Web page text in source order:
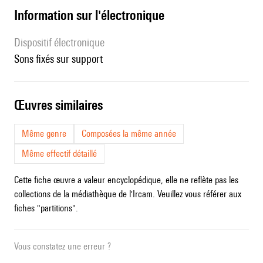
Information sur l'électronique
Dispositif électronique
sons fixés sur support
œuvres similaires
Même genre
Composées la même année
Même effectif détaillé
Cette fiche œuvre a valeur encyclopédique, elle ne reflète pas les
collections de la médiathèque de l'Ircam. Veuillez vous référer aux
fiches "partitions".
Vous constatez une erreur ?